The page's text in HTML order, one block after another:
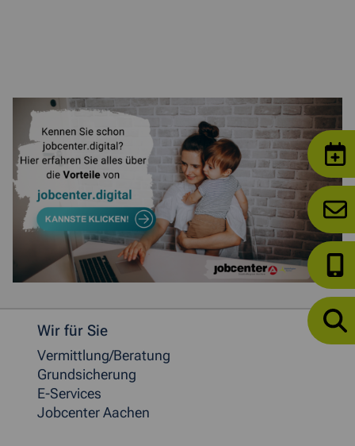
Weitere allgemeine Informationen
Wir für Sie
Vermittlung/Beratung
Grundsicherung
E-Services
Jobcenter Aachen